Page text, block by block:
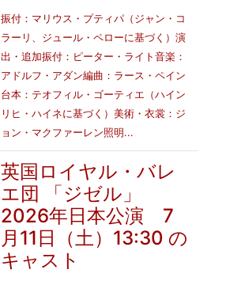
振付：マリウス・プティパ（ジャン・コ
ラーリ、ジュール・ペローに基づく）演
出・追加振付：ピーター・ライト音楽：
アドルフ・アダン編曲：ラース・ペイン
台本：テオフィル・ゴーティエ（ハイン
リヒ・ハイネに基づく）美術・衣裳：ジ
ョン・マクファーレン照明...
英国ロイヤル・バレ
エ団 「ジゼル」
2026年日本公演 7
月11日（土）13:30 の
キャスト